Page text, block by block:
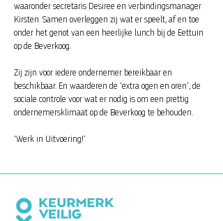
waaronder secretaris Desiree en verbindingsmanager
Kirsten. Samen overleggen zij wat er speelt, af en toe
onder het genot van een heerlijke lunch bij de Eettuin
op de Beverkoog.
Zij zijn voor iedere ondernemer bereikbaar en
beschikbaar. En waarderen de ‘extra ogen en oren’, de
sociale controle voor wat er nodig is om een prettig
ondernemersklimaat op de Beverkoog te behouden.
‘Werk in Uitvoering!’